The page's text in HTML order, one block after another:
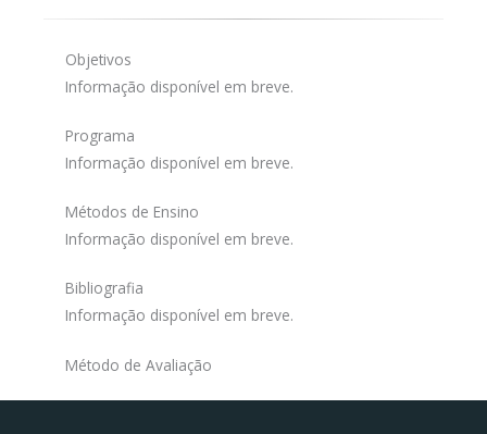
Objetivos
Informação disponível em breve.
Programa
Informação disponível em breve.
Métodos de Ensino
Informação disponível em breve.
Bibliografia
Informação disponível em breve.
Método de Avaliação
Facebook
Instagram da FCTPortal da UAc